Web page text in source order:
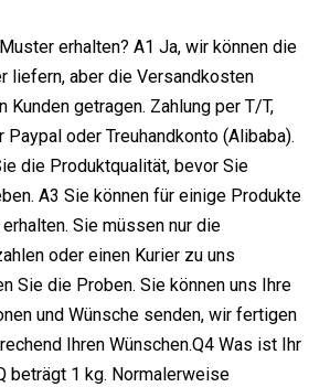
erhalten? A1 Ja, wir können die
liefern, aber die Versandkosten
Kunden getragen. Zahlung per T/T,
Paypal oder Treuhandkonto (Alibaba).
die Produktqualität, bevor Sie
A3 Sie können für einige Produkte
Sie müssen nur die
oder einen Kurier zu uns
Sie die Proben. Sie können uns Ihre
und Wünsche senden, wir fertigen
Ihren Wünschen.Q4 Was ist Ihr
beträgt 1 kg. Normalerweise